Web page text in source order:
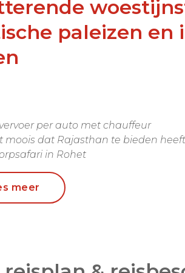
paleizen en
per auto met chauffeur
moois dat Rajasthan te bieden heeft
in Rohet
in de woestijn bij Jaisalmer
spotten in het Ranthombore NP
bij de Taj Mahal
Rajasthan.Schitterende
meer